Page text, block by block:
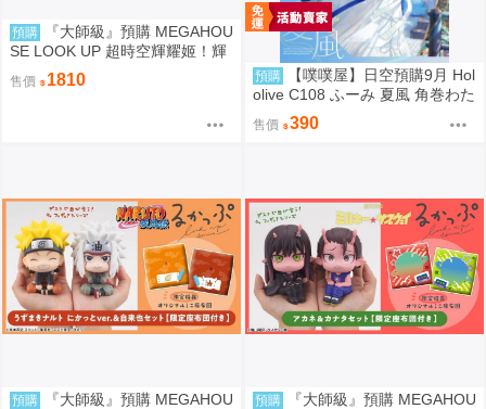
預購
『大師級』預購 MEGAHOU
SE LOOK UP 超時空輝耀姬！輝
耀&酒寄彩葉 套組 附特典
售價 1810 預購
【噗噗屋】日空預購9月 Hol
olive C108 ふーみ 夏風 角巻わた
角卷綿芽 watame
售價 390
預購
『大師級』預購 MEGAHOU
預購
『大師級』預購 MEGAHOU